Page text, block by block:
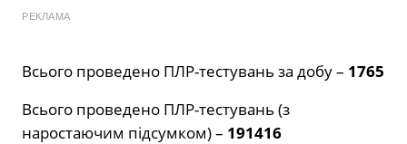
РЕКЛАМА
Всього проведено ПЛР-тестувань за добу – 1765
Всього проведено ПЛР-тестувань (з
наростаючим підсумком) – 191416